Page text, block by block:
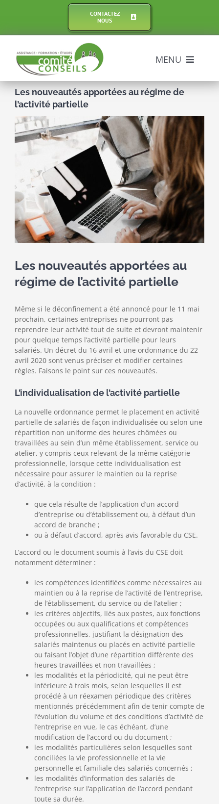
CONTACTEZ
NOUS
MENU
Assistance
Formations
Expertises
Comptabilité
Actualité des CSE
Les nouveautés apportées au régime de
l’activité partielle
Voir
l'image
agrandie
Les nouveautés apportées au
régime de l’activité partielle
Même si le déconfinement a été annoncé pour le 11 mai
prochain, certaines entreprises ne pourront pas
reprendre leur activité tout de suite et devront maintenir
pour quelque temps l’activité partielle pour leurs
salariés. Un décret du 16 avril et une ordonnance du 22
avril 2020 sont venus préciser et modifier certaines
règles. Faisons le point sur ces nouveautés.
L’individualisation de l’activité partielle
La nouvelle ordonnance permet le placement en activité
partielle de salariés de façon individualisée ou selon une
répartition non uniforme des heures chômées ou
travaillées au sein d’un même établissement, service ou
atelier, y compris ceux relevant de la même catégorie
professionnelle, lorsque cette individualisation est
nécessaire pour assurer le maintien ou la reprise
d’activité, à la condition :
que cela résulte de l’application d’un accord
d’entreprise ou d’établissement ou, à défaut d’un
accord de branche ;
ou à défaut d’accord, après avis favorable du CSE.
L’accord ou le document soumis à l’avis du CSE doit
notamment déterminer :
les compétences identifiées comme nécessaires au
maintien ou à la reprise de l’activité de l’entreprise,
de l’établissement, du service ou de l’atelier ;
les critères objectifs, liés aux postes, aux fonctions
occupées ou aux qualifications et compétences
professionnelles, justifiant la désignation des
salariés maintenus ou placés en activité partielle
ou faisant l’objet d’une répartition différente des
heures travaillées et non travaillées ;
les modalités et la périodicité, qui ne peut être
inférieure à trois mois, selon lesquelles il est
procédé à un réexamen périodique des critères
mentionnés précédemment afin de tenir compte de
l’évolution du volume et des conditions d’activité de
l’entreprise en vue, le cas échéant, d’une
modification de l’accord ou du document ;
les modalités particulières selon lesquelles sont
conciliées la vie professionnelle et la vie
personnelle et familiale des salariés concernés ;
les modalités d’information des salariés de
l’entreprise sur l’application de l’accord pendant
toute sa durée.